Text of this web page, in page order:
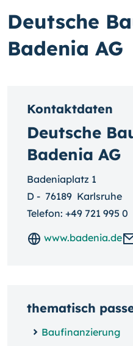
Deutsche
Badenia AG
Kontaktdaten
Deutsche
Badenia AG
Badeniaplatz 1
D - 76189 Karlsruhe
Telefon: +49 721 995 0
www.badenia.de
thematisch
Baufinanzierung